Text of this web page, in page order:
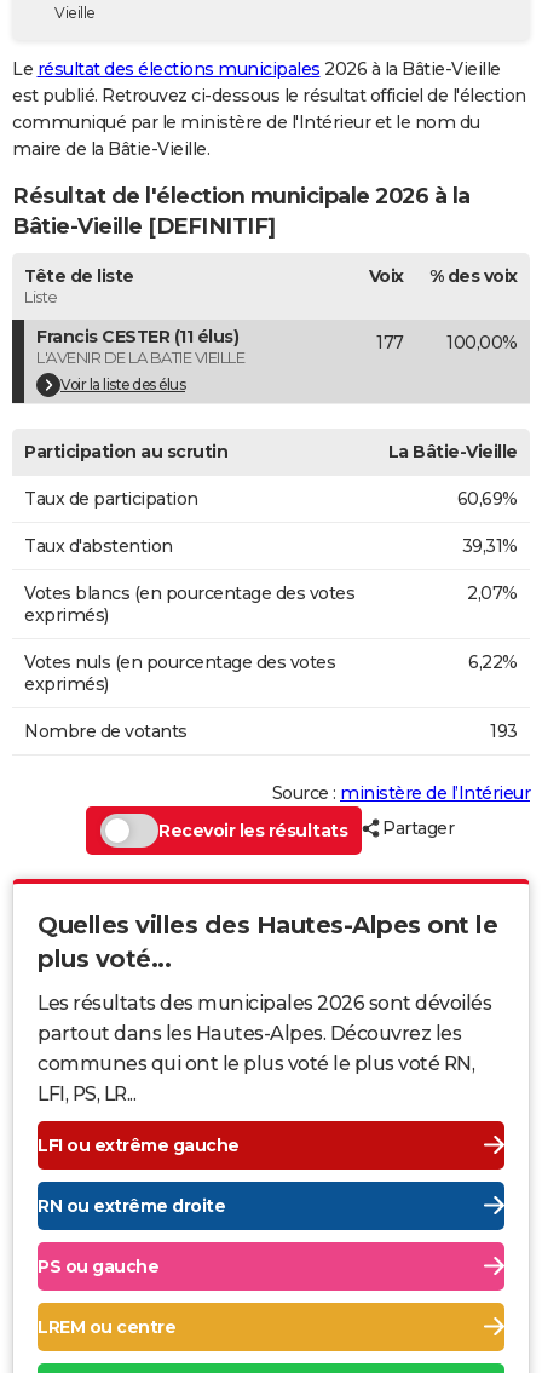
Destinations
City break
Voyage nature
Voyage de noces
Forum
GUIDES D'ACHAT
BONS PLANS
Carte de Noël
Carte Bonne année
Carte Saint-Valentin
Carte Pâques
Carte d'anniversaire
DICTIONNAIRE
Dictionnaire
Biographies
Citations
Expressions
Proverbes
PROGRAMME TV
COPAINS D'AVANT
S'inscrire
Se connecter
Lycées
Collèges
Primaires
Universités
Entreprises
Service militaire
Avis de recherche
AVIS DE DÉCÈS
Bricolage
Television
Vieille
Le résultat des élections municipales 2026 à la Bâtie-Vieille
est publié. Retrouvez ci-dessous le résultat officiel de l'élection
communiqué par le ministère de l'Intérieur et le nom du
maire de la Bâtie-Vieille.
Résultat de l'élection municipale 2026 à la
Bâtie-Vieille [DEFINITIF]
Tête de liste
Liste
Voix % des voix
Francis CESTER (11 élus)
L'AVENIR DE LA BATIE VIEILLE
Voir la liste des élus
177 100,00%
Participation au scrutin La Bâtie-Vieille
Taux de participation 60,69%
Taux d'abstention 39,31%
Votes blancs (en pourcentage des votes
exprimés)
2,07%
Votes nuls (en pourcentage des votes
exprimés)
6,22%
Nombre de votants 193
Source : ministère de l’Intérieur
Recevoir les résultats
Partager
Quelles villes des Hautes-Alpes ont le
plus voté...
Les résultats des municipales 2026 sont dévoilés
partout dans les Hautes-Alpes. Découvrez les
communes qui ont le plus voté le plus voté RN,
LFI, PS, LR...
LFI ou extrême gauche
RN ou extrême droite
PS ou gauche
LREM ou centre